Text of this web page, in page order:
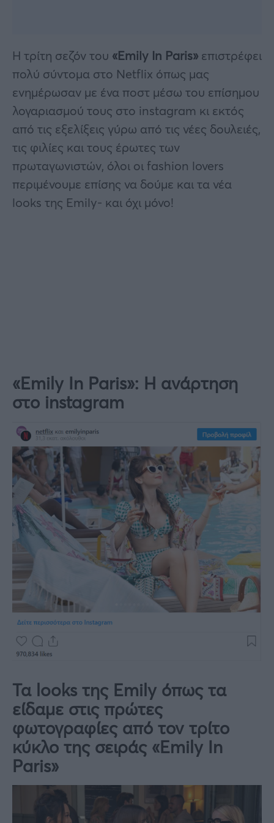
Η τρίτη σεζόν του «Emily In Paris» επιστρέφει
πολύ σύντομα στο Netflix όπως μας
ενημέρωσαν με ένα ποστ μέσω του επίσημου
λογαριασμού τους στο instagram κι εκτός
από τις εξελίξεις γύρω από τις νέες δουλειές,
τις φιλίες και τους έρωτες των
πρωταγωνιστών, όλοι οι fashion lovers
περιμένουμε επίσης να δούμε και τα νέα
looks της Emily- και όχι μόνο!
«Emily In Paris»: Η ανάρτηση
στο instagram
Τα looks της Emily όπως τα
είδαμε στις πρώτες
φωτογραφίες από τον τρίτο
κύκλο της σειράς «Emily In
Paris»